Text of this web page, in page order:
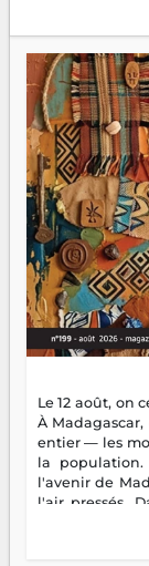
Le 12 août, on
À
entier — les
la
l'avenir de
l'air pressés.
plus
sans filet,